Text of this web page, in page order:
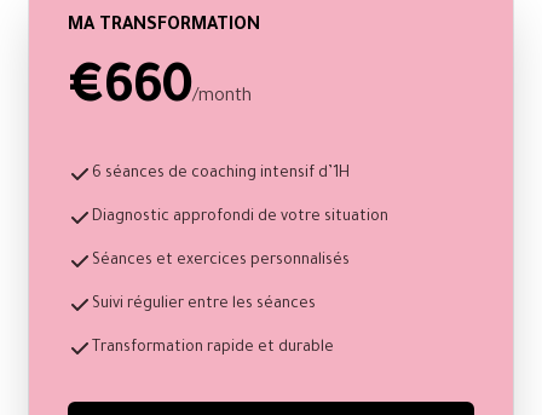
MA TRANSFORMATION
€660/month
6 séances de coaching intensif d’1H
Diagnostic approfondi de votre situation
Séances et exercices personnalisés
Suivi régulier entre les séances
Transformation rapide et durable